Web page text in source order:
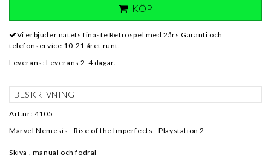
KÖP
Vi erbjuder nätets finaste Retrospel med 2års Garanti och
telefonservice 10-21 året runt.
Leverans: Leverans 2-4 dagar.
BESKRIVNING
Art.nr: 4105
Marvel Nemesis - Rise of the Imperfects - Playstation 2
Skiva , manual och fodral